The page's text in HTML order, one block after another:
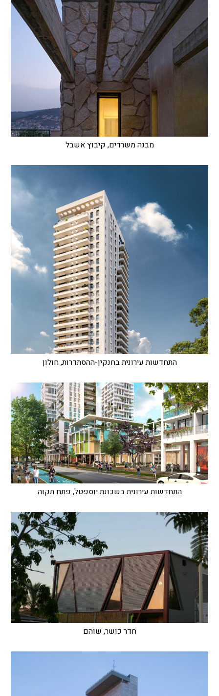
מבנה משרדים, קיבוץ אשבל
התחדשות עירונית בחנקין-ההסתדרות, חולון
התחדשות עירונית בשכונת יוספטל, פתח תקוה
חדר כושר, שוהם